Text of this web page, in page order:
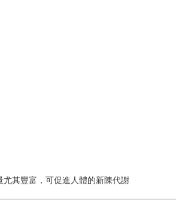
其豐富，可促進人體的新陳代謝